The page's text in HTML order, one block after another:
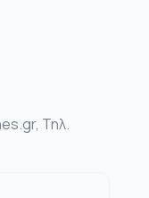
Τηλ.